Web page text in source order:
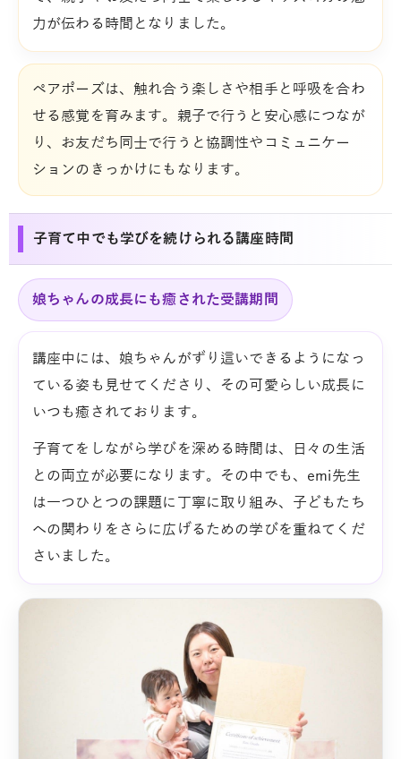
力が伝わる時間となりました。
ペアポーズは、触れ合う楽しさや相手と呼吸を合わ
せる感覚を育みます。親子で行うと安心感につなが
り、お友だち同士で行うと協調性やコミュニケー
ションのきっかけにもなります。
子育て中でも学びを続けられる講座時間
娘ちゃんの成長にも癒された受講期間
講座中には、娘ちゃんがずり這いできるようになっ
ている姿も見せてくださり、その可愛らしい成長に
いつも癒されております。
子育てをしながら学びを深める時間は、日々の生活
との両立が必要になります。その中でも、emi先生
は一つひとつの課題に丁寧に取り組み、子どもたち
への関わりをさらに広げるための学びを重ねてくだ
さいました。